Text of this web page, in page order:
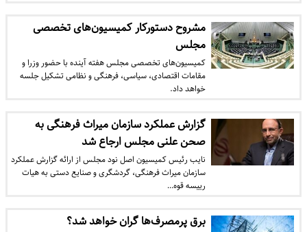
مشروح دستورکار کمیسیون‌های تخصصی
مجلس
​کمیسیون‌های تخصصی مجلس هفته آینده با حضور وزرا و
مقامات اقتصادی، سیاسی، فرهنگی و نظامی تشکیل جلسه
خواهد داد.
گزارش عملکرد سازمان میراث فرهنگی به
صحن علنی مجلس ارجاع شد
​نایب رئیس کمیسیون اصل نود مجلس از ارائه گزارش عملکرد
سازمان میراث فرهنگی، گردشگری و صنایع دستی به هیات
رییسه قوه…
برق پرمصرف‌ها گران خواهد شد؟